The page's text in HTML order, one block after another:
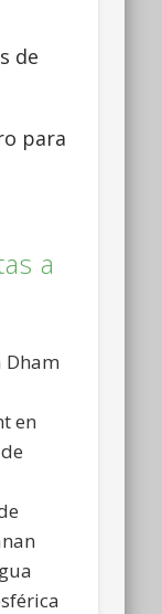
de
para
a
Dham
en